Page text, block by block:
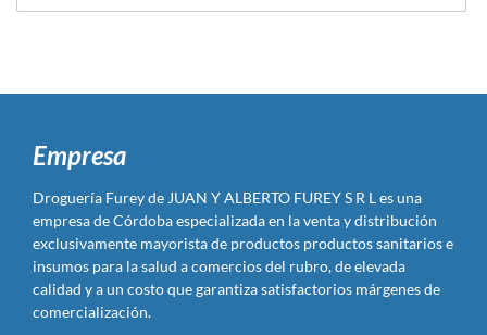
Empresa
Droguería Furey de JUAN Y ALBERTO FUREY S R L es una
empresa de Córdoba especializada en la venta y distribución
exclusivamente mayorista de productos productos sanitarios e
insumos para la salud a comercios del rubro, de elevada
calidad y a un costo que garantiza satisfactorios márgenes de
comercialización.